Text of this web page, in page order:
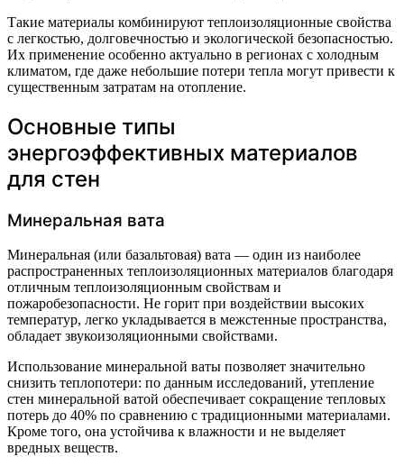
Такие материалы комбинируют теплоизоляционные свойства
с легкостью, долговечностью и экологической безопасностью.
Их применение особенно актуально в регионах с холодным
климатом, где даже небольшие потери тепла могут привести к
существенным затратам на отопление.
Основные типы
энергоэффективных материалов
для стен
Минеральная вата
Минеральная (или базальтовая) вата — один из наиболее
распространенных теплоизоляционных материалов благодаря
отличным теплоизоляционным свойствам и
пожаробезопасности. Не горит при воздействии высоких
температур, легко укладывается в межстенные пространства,
обладает звукоизоляционными свойствами.
Использование минеральной ваты позволяет значительно
снизить теплопотери: по данным исследований, утепление
стен минеральной ватой обеспечивает сокращение тепловых
потерь до 40% по сравнению с традиционными материалами.
Кроме того, она устойчива к влажности и не выделяет
вредных веществ.